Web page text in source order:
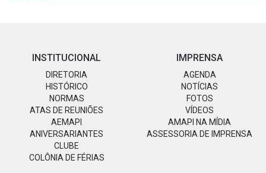
INSTITUCIONAL
DIRETORIA
HISTÓRICO
NORMAS
ATAS DE REUNIÕES
AEMAPI
ANIVERSARIANTES
CLUBE
COLÔNIA DE FÉRIAS
IMPRENSA
AGENDA
NOTÍCIAS
FOTOS
VÍDEOS
AMAPI NA MÍDIA
ASSESSORIA DE IMPRENSA